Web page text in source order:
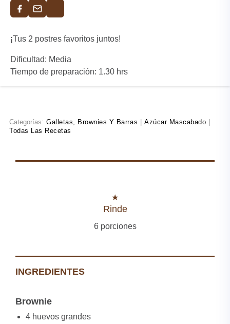
¡Tus 2 postres favoritos juntos!
Dificultad: Media
Tiempo de preparación: 1.30 hrs
Categorías: Galletas, Brownies Y Barras Azúcar Mascabado
Todas Las Recetas
Rinde
6 porciones
INGREDIENTES
Brownie
4 huevos grandes